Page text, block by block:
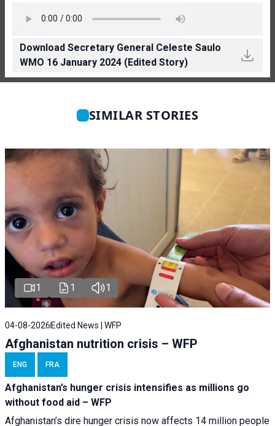
Download Secretary General Celeste Saulo
WMO 16 January 2024 (Edited Story)
SIMILAR STORIES
1 1 1
04-08-2026 Edited News | WFP
Afghanistan nutrition crisis – WFP
ENG FRA
Afghanistan’s hunger crisis intensifies as millions go
without food aid – WFP
Afghanistan’s dire hunger crisis now affects 14 million people